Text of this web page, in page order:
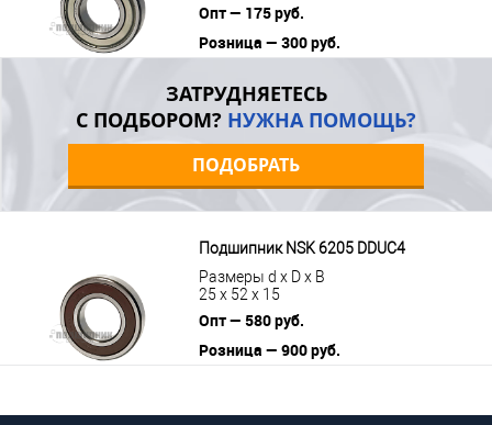
Опт — 175 руб.
Розница — 300 руб.
ЗАТРУДНЯЕТЕСЬ
С ПОДБОРОМ? НУЖНА ПОМОЩЬ?
ПОДОБРАТЬ
Подшипник NSK 6205 DDUC4
Размеры d x D x B
25 x 52 x 15
Опт — 580 руб.
Розница — 900 руб.